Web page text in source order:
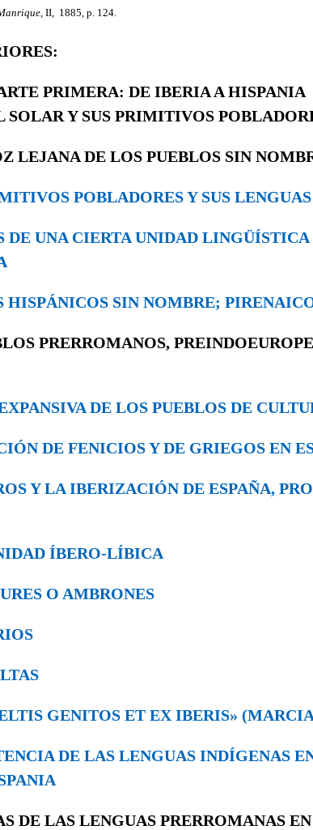
II, 1885, p. 124.
PRIMERA: DE IBERIA A HISPANIA
SOLAR Y SUS PRIMITIVOS
LEJANA DE LOS PUEBLOS SIN
POBLADORES Y SUS LENGUAS
DE UNA CIERTA UNIDAD LINGÜÍSTICA
HISPÁNICOS SIN NOMBRE;
PRERROMANOS,
DE LOS PUEBLOS DE
DE FENICIOS Y DE GRIEGOS EN
Y LA IBERIZACIÓN DE ESPAÑA,
ÍBERO-LÍBICA
O AMBRONES
GENITOS ET EX IBERIS»
DE LAS LENGUAS IN­DÍGENAS
DE LAS LENGUAS PRERROMANAS